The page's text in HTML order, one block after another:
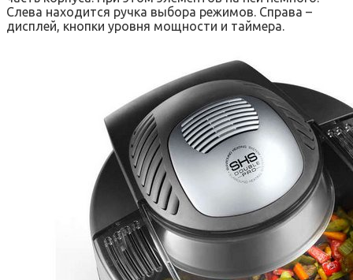
Слева находится ручка выбора режимов. Справа –
дисплей, кнопки уровня мощности и таймера.